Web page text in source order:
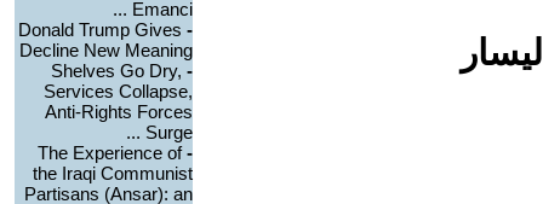
Emanci ...
-
Donald Trump Gives
Decline New Meaning
-
Shelves Go Dry,
Services Collapse,
Anti-Rights Forces
Surge ...
-
The Experience of
the Iraqi Communist
Partisans (Ansar): an